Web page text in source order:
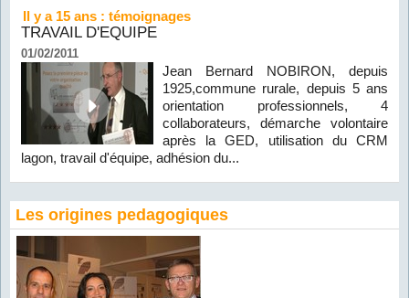
Il y a 15 ans : témoignages
TRAVAIL D'EQUIPE
01/02/2011
Jean Bernard NOBIRON, depuis
1925,commune rurale, depuis 5 ans
orientation professionnels, 4
collaborateurs, démarche volontaire
après la GED, utilisation du CRM
lagon, travail d'équipe, adhésion du...
Les origines pedagogiques